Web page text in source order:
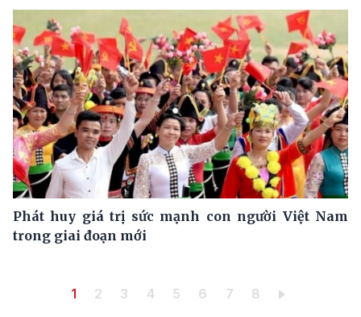
Phát huy giá trị sức mạnh con người Việt Nam
trong giai đoạn mới
PaginationTrang hiện thời
1 Trang
2 Trang
3 Trang
4 Trang
5 Trang
6 Trang
7 Trang
8